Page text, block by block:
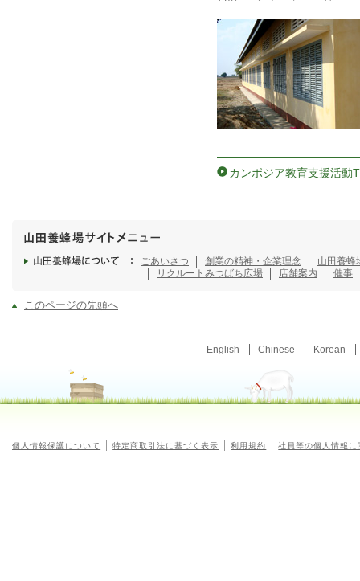
カンボジア教育支援活動
ごあいさつ 創業の精神・企業理念
山田養蜂
リクルート みつばち広場 店舗案内 催事
このページの先頭へ
English Chinese Korean
個人情報保護について 特定商取引法に基づく表示 利用規約 社員等の個人情報